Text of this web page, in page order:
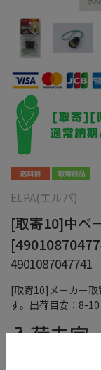
[取寄10]メーカー取
す。出荷目安：8-
ELPA(エルパ)
[取寄10]中ベ
4901087047741
入荷未定